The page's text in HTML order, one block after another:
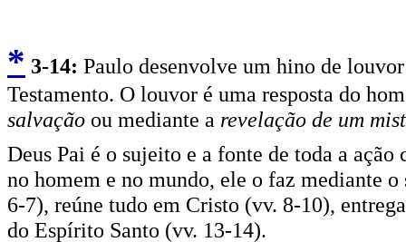
* 3-14: Paulo desenvolve um hino de
Testamento. O louvor é uma resposta do
salvação ou mediante a revelação de um
Deus Pai é o sujeito e a fonte de toda a
no homem e no mundo, ele o faz mediante
6-7), reúne tudo em Cristo (vv. 8-10),
do Espírito Santo (vv. 13-14).